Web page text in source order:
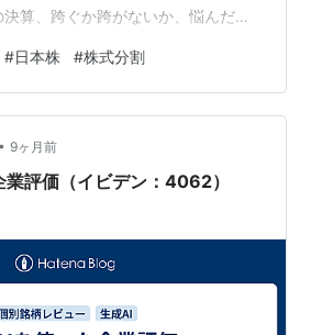
算、跨ぐか跨がないか、悩んだ方
と 普通配当＋記念配当 2025年12
年1月1日効力発生日、2分割実施予
入、配当性向20％を目安 kabutan.jp
ュースが簡潔でとてもわかりやす
貼っておきます。 j…
#日本株 #株式分割
• 9ヶ月前
業評価（イビデン：4062）